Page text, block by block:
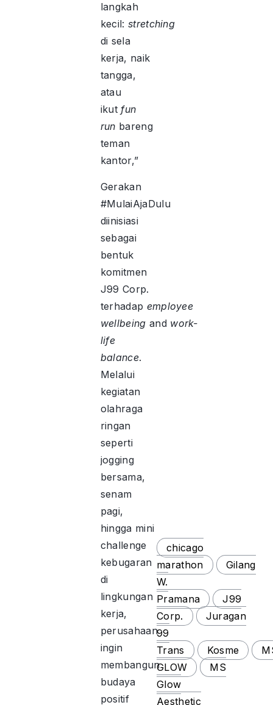
langkah
kecil: stretching
di sela
kerja, naik
tangga,
atau
ikutfun
run bareng
teman
kantor,”
Gerakan
#MulaiAjaDulu
diinisiasi
sebagai
bentuk
komitmen
J99 Corp.
terhadap employee
wellbeing and work-
life
balance.
Melalui
kegiatan
olahraga
ringan
seperti
jogging
bersama,
senam
pagi,
hingga mini
challenge
kebugaran
di
lingkungan
kerja,
perusahaan
ingin
membangun
budaya
positif
chicago
marathon
Gilang
W.
Pramana
J99
Corp.
Juragan
99
Trans
Kosme
GLOW
MS
Glow
Aesthetic